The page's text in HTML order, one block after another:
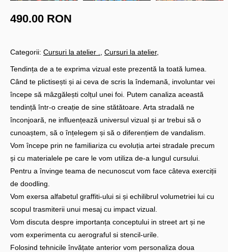
490.00 RON
Categorii: Cursuri la atelier . Cursuri la atelier
Tendința de a te exprima vizual este prezentă la toată lumea.
Când te plictisești și ai ceva de scris la îndemană, involuntar vei
începe să mâzgălești colțul unei foi. Putem canaliza această
tendință într-o creație de sine stătătoare. Arta stradală ne
înconjoară, ne influențează universul vizual și ar trebui să o
cunoaștem, să o înțelegem și să o diferențiem de vandalism.
Vom începe prin ne familiariza cu evoluția artei stradale precum
și cu materialele pe care le vom utiliza de-a lungul cursului.
Pentru a învinge teama de necunoscut vom face câteva exerciții
de doodling.
Vom exersa alfabetul graffiti-ului si și echilibrul volumetriei lui cu
scopul trasmiterii unui mesaj cu impact vizual.
Vom discuta despre importanța conceptului in street art și ne
vom experimenta cu aerograful si stencil-urile.
Folosind tehnicile învățate anterior vom personaliza doua